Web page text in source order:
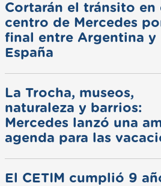
Cortarán el tránsito en
centro de Mercedes
final entre Argentina y
España
La Trocha, museos,
naturaleza y barrios:
Mercedes lanzó una
agenda para las
El CETIM cumplió 9